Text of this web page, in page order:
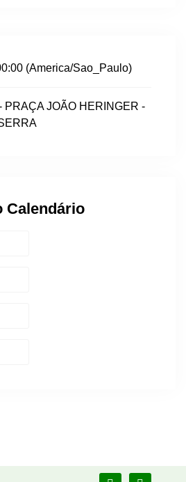
(America/Sao_Paulo)
PRAÇA JOÃO HERINGER -
Calendário